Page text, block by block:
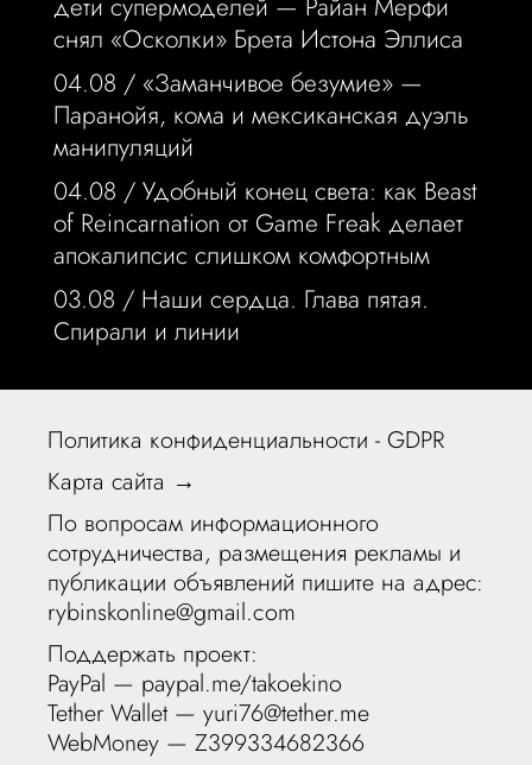
дети супермоделей — Райан Мерфи
снял «Осколки» Брета Истона Эллиса
04.08 / «Заманчивое безумие» —
Паранойя, кома и мексиканская дуэль
манипуляций
04.08 / Удобный конец света: как Beast
of Reincarnation от Game Freak делает
апокалипсис слишком комфортным
03.08 / Наши сердца. Глава пятая.
Спирали и линии
Политика конфиденциальности - GDPR
Карта сайта →
По вопросам информационного
сотрудничества, размещения рекламы и
публикации объявлений пишите на адрес:
rybinskonline@gmail.com
Поддержать проект:
PayPal — paypal.me/takoekino
Tether Wallet — yuri76@tether.me
WebMoney — Z399334682366